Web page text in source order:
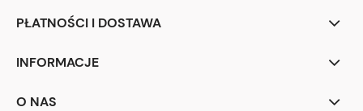
PŁATNOŚCI I DOSTAWA
INFORMACJE
O NAS